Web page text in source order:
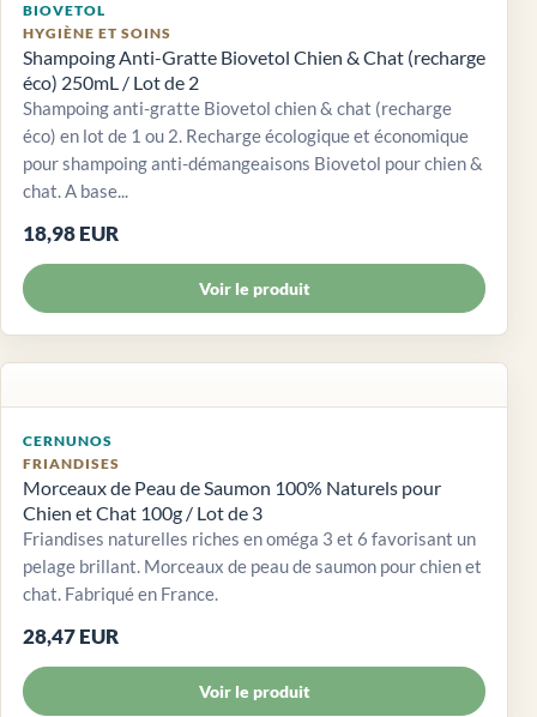
BIOVETOL
HYGIÈNE ET SOINS
Shampoing Anti-Gratte Biovetol Chien & Chat (recharge
éco) 250mL / Lot de 2
Shampoing anti-gratte Biovetol chien & chat (recharge
éco) en lot de 1 ou 2. Recharge écologique et économique
pour shampoing anti-démangeaisons Biovetol pour chien &
chat. A base...
18,98 EUR
Voir le produit
CERNUNOS
FRIANDISES
Morceaux de Peau de Saumon 100% Naturels pour
Chien et Chat 100g / Lot de 3
Friandises naturelles riches en oméga 3 et 6 favorisant un
pelage brillant. Morceaux de peau de saumon pour chien et
chat. Fabriqué en France.
28,47 EUR
Voir le produit